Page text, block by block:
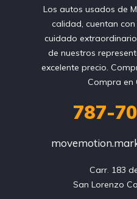
Los autos usados de
calidad, cuentan con
cuidado
de nuestros
excelente precio.
Compra en
787-
Carr. 183